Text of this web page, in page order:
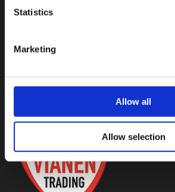
Statistics
Marketing
Allow all
Allow selection
Val op met een unieke